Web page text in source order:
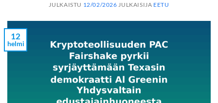
JULKAISTU 12/02/2026 JULKAISIJA EETU
12
helmi